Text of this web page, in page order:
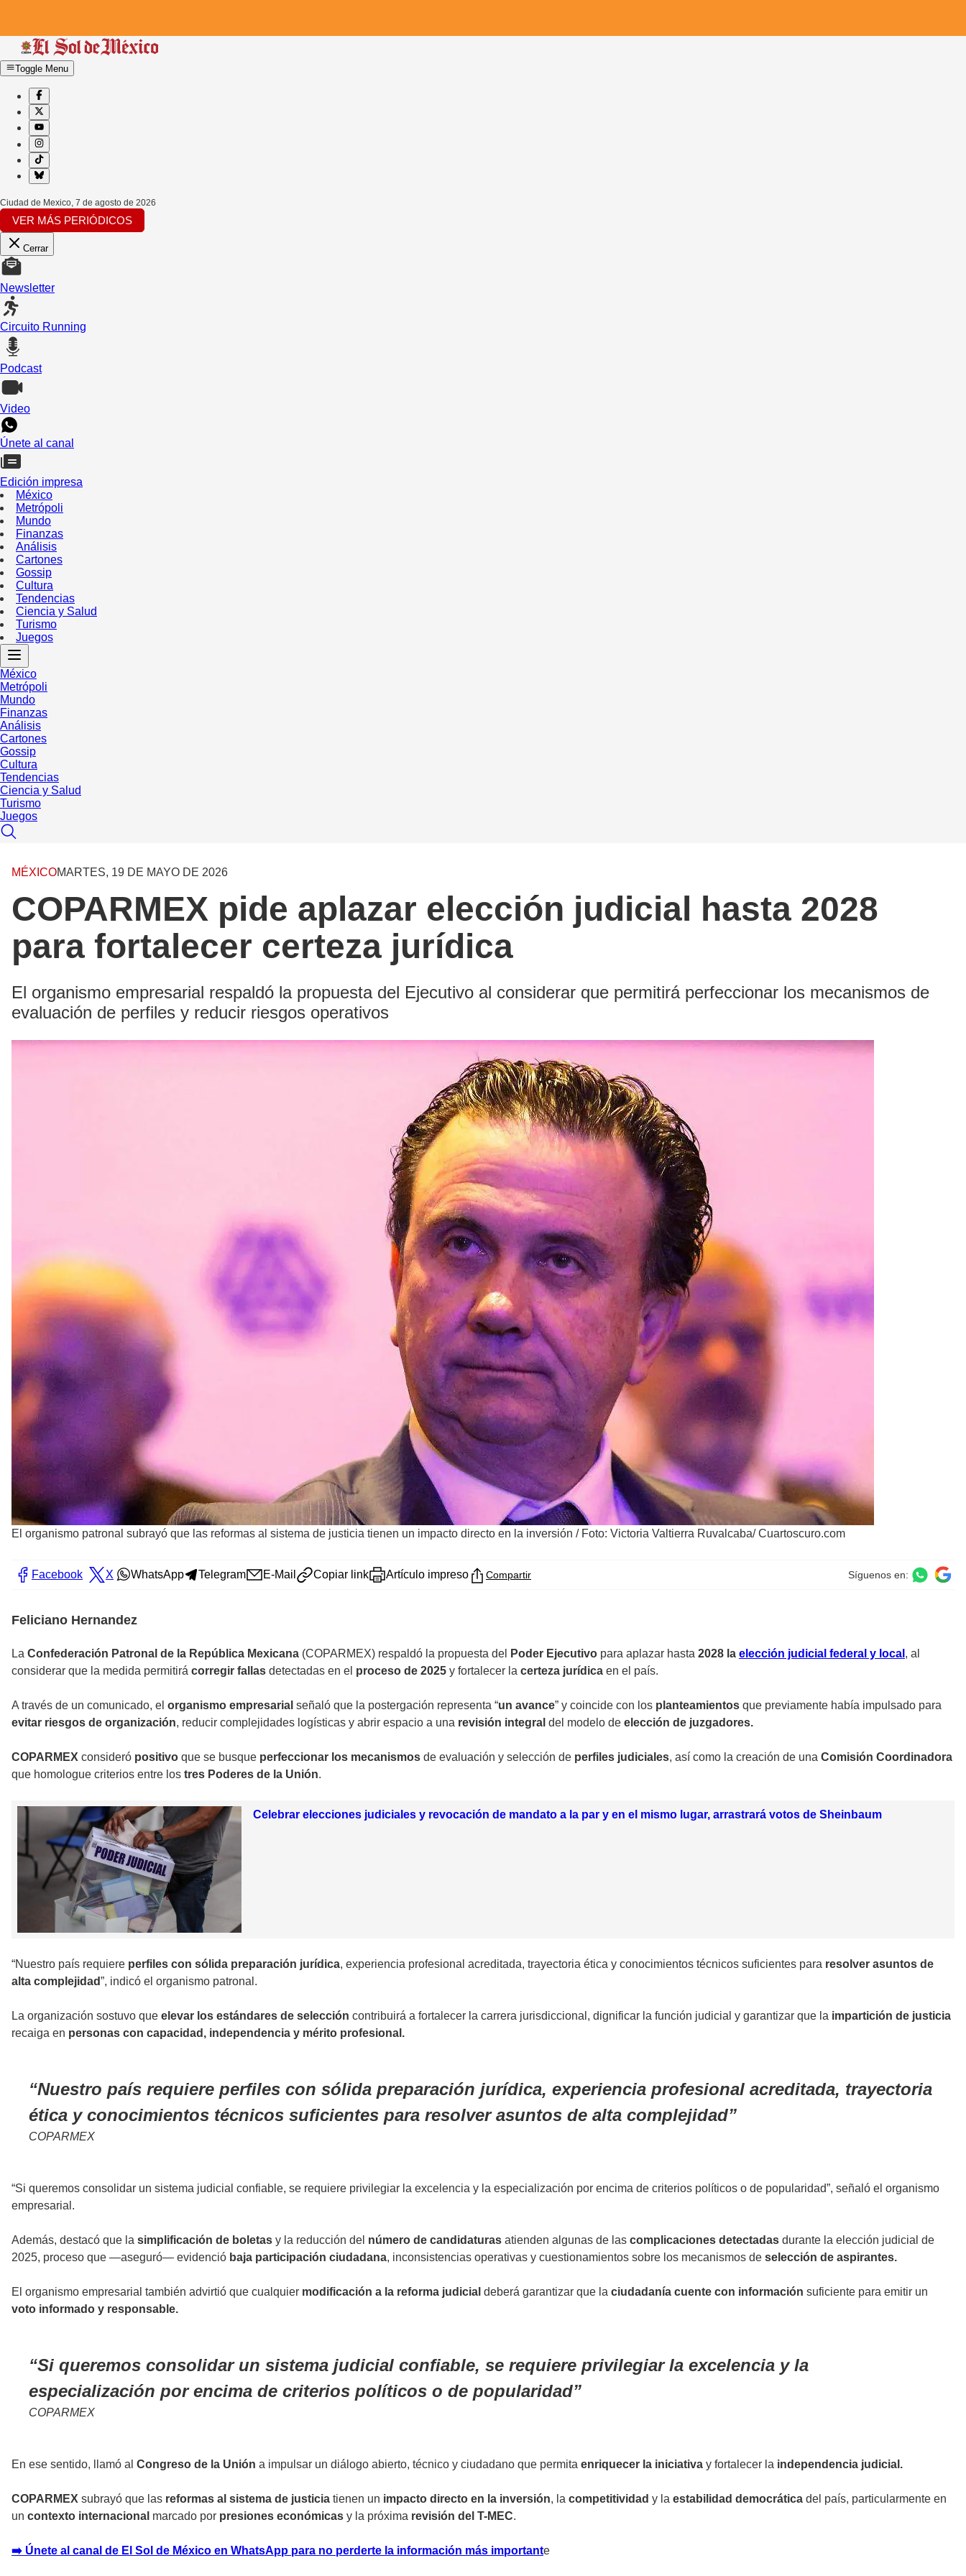
Toggle Menu
Ciudad de Mexico, 7 de agosto de 2026
VER MÁS PERIÓDICOS
Cerrar
Newsletter
Circuito Running
Podcast
Video
Únete al canal
Edición impresa
México
Metrópoli
Mundo
Finanzas
Análisis
Cartones
Gossip
Cultura
Tendencias
Ciencia y Salud
Turismo
Juegos
México
Metrópoli
Mundo
Finanzas
Análisis
Cartones
Gossip
Cultura
Tendencias
Ciencia y Salud
Turismo
Juegos
MÉXICOMARTES, 19 DE MAYO DE 2026
COPARMEX pide aplazar elección judicial hasta 2028
para fortalecer certeza jurídica
El organismo empresarial respaldó la propuesta del Ejecutivo al considerar que permitirá perfeccionar los mecanismos de
evaluación de perfiles y reducir riesgos operativos
El organismo patronal subrayó que las reformas al sistema de justicia tienen un impacto directo en la inversión / Foto: Victoria Valtierra Ruvalcaba/ Cuartoscuro.com
Facebook X WhatsApp Telegram E-Mail Copiar link Artículo impreso Compartir Síguenos en:
Feliciano Hernandez
La Confederación Patronal de la República Mexicana (COPARMEX) respaldó la propuesta del Poder Ejecutivo para aplazar hasta 2028 la elección judicial federal y local , al
considerar que la medida permitirá corregir fallas detectadas en el proceso de 2025 y fortalecer la certeza jurídica en el país.
A través de un comunicado, el organismo empresarial señaló que la postergación representa “un avance” y coincide con los planteamientos que previamente había impulsado para
evitar riesgos de organización, reducir complejidades logísticas y abrir espacio a una revisión integral del modelo de elección de juzgadores.
COPARMEX consideró positivo que se busque perfeccionar los mecanismos de evaluación y selección de perfiles judiciales, así como la creación de una Comisión Coordinadora
que homologue criterios entre los tres Poderes de la Unión.
Celebrar elecciones judiciales y revocación de mandato a la par y en el mismo lugar, arrastrará votos de Sheinbaum
“Nuestro país requiere perfiles con sólida preparación jurídica, experiencia profesional acreditada, trayectoria ética y conocimientos técnicos suficientes para resolver asuntos de
alta complejidad”, indicó el organismo patronal.
La organización sostuvo que elevar los estándares de selección contribuirá a fortalecer la carrera jurisdiccional, dignificar la función judicial y garantizar que la impartición de justicia
recaiga en personas con capacidad, independencia y mérito profesional.
Nuestro país requiere perfiles con sólida preparación jurídica, experiencia profesional acreditada, trayectoria
ética y conocimientos técnicos suficientes para resolver asuntos de alta complejidad
COPARMEX
“Si queremos consolidar un sistema judicial confiable, se requiere privilegiar la excelencia y la especialización por encima de criterios políticos o de popularidad”, señaló el organismo
empresarial.
Además, destacó que la simplificación de boletas y la reducción del número de candidaturas atienden algunas de las complicaciones detectadas durante la elección judicial de
2025, proceso que —aseguró— evidenció baja participación ciudadana, inconsistencias operativas y cuestionamientos sobre los mecanismos de selección de aspirantes.
El organismo empresarial también advirtió que cualquier modificación a la reforma judicial deberá garantizar que la ciudadanía cuente con información suficiente para emitir un
voto informado y responsable.
Si queremos consolidar un sistema judicial confiable, se requiere privilegiar la excelencia y la
especialización por encima de criterios políticos o de popularidad
COPARMEX
En ese sentido, llamó al Congreso de la Unión a impulsar un diálogo abierto, técnico y ciudadano que permita enriquecer la iniciativa y fortalecer la independencia judicial.
COPARMEX subrayó que las reformas al sistema de justicia tienen un impacto directo en la inversión, la competitividad y la estabilidad democrática del país, particularmente en
un contexto internacional marcado por presiones económicas y la próxima revisión del T-MEC.
➡️ Únete al canal de El Sol de México en WhatsApp para no perderte la información más importante